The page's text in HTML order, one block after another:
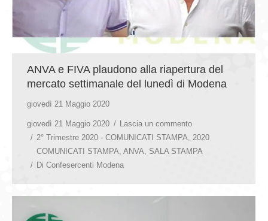
ANVA e FIVA plaudono alla riapertura del
mercato settimanale del lunedì di Modena
giovedì 21 Maggio 2020
giovedì 21 Maggio 2020
Lascia un commento
2° Trimestre 2020 - COMUNICATI STAMPA, 2020
COMUNICATI STAMPA, ANVA, SALA STAMPA
Di Confesercenti Modena